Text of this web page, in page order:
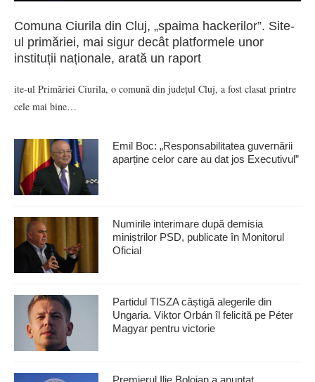
Comuna Ciurila din Cluj, „spaima hackerilor”. Site-
ul primăriei, mai sigur decât platformele unor
instituții naționale, arată un raport
ite-ul Primăriei Ciurila, o comună din județul Cluj, a fost clasat printre
cele mai bine…
Emil Boc: „Responsabilitatea guvernării
aparține celor care au dat jos Executivul”
Numirile interimare după demisia
miniștrilor PSD, publicate în Monitorul
Oficial
Partidul TISZA câștigă alegerile din
Ungaria. Viktor Orbán îl felicită pe Péter
Magyar pentru victorie
Premierul Ilie Bolojan a anunţat